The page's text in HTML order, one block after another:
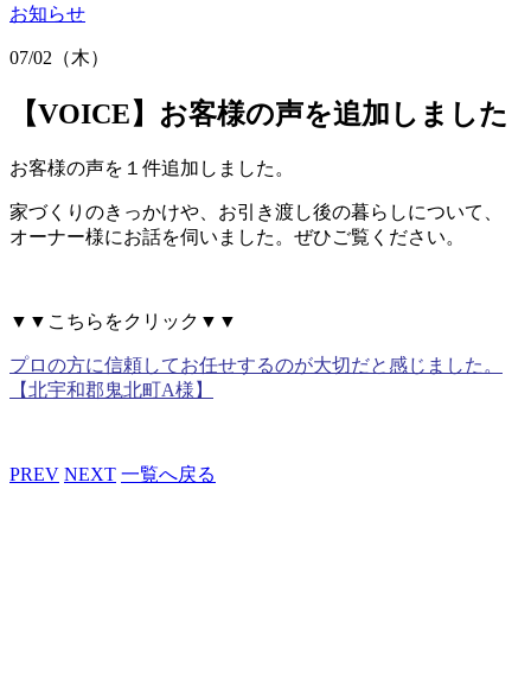
お知らせ
07/02（木）
【VOICE】お客様の声を追加しました
お客様の声を１件追加しました。
家づくりのきっかけや、お引き渡し後の暮らしについて、
オーナー様にお話を伺いました。ぜひご覧ください。
▼▼こちらをクリック▼▼
プロの方に信頼してお任せするのが大切だと感じました。
【北宇和郡鬼北町A様】
PREV NEXT 一覧へ戻る